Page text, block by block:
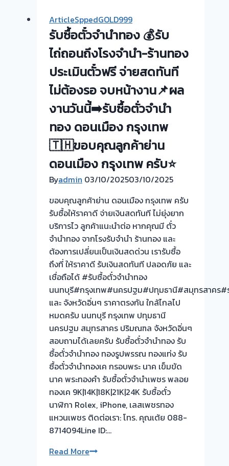
ทอง
ยินดี
บริการ
💰
รับ
ไถ่ถอน
ถึง
โรง
จำนำ
ร้าน
ทอง
ประเมิน
หน้า
ฟรี
จ่าย
สด
ทันที
ไม่
ต้อง
รอ
จบไว
📌
ผล
งาน
วัน
นี้➡️รับ
ซื้อ
ตั๋ว
จำนำ
ทอง
วัชรพล
กรุงเทพ
🇹🇭
ขอบคุณ
ArticleSppedGOLD999
รับซื้อตั๋วจำนำทอง 💰รับ
ไถ่ถอนถึงโรงจำนำ-ร้านทอง
ประเมินตั๋วฟรี จ่ายสดทันที
ไม่ต้องรอ จบหน้างาน📌ผล
งานวันนี้➡️รับซื้อตั่วจำนำ
ทอง ดอนเมือง กรุงเทพ
🇹🇭ขอบคุณลูกค้าย่าน
ดอนเมือง กรุงเทพ ครับ⭐
Byadmin 03/10/202503/10/2025
ขอบคุณลูกค้าย่าน ดอนเมือง กรุงเทพ ครับ
รับซื้อให้ราคาดี จ่ายเงินสดทันที ไม่ยุ่งยาก
บริการไว ลูกค้าแนะนำต่อ หากคุณมี ตั๋ว
จำนำทอง จากโรงรับจำนำ ร้านทอง และ
ต้องการเปลี่ยนเป็นเงินสดด่วน เรารับซื้อ
ถึงที่ ให้ราคาดี รับเงินสดทันที ปลอดภัย และ
เชื่อถือได้ #รับซื้อตั๋วจำนำทอง
นนทบุรี#กรุงเทพ#นครปฐม#ปทุมธานี#สมุทรสาคร#
และ จังหวัดอิ่นๆ ราคาตรงกัน ใกล้ไกลไป
หมดครับ นนทบุรี กรุงเทพ ปทุมธานี
นครปฐม สมุทรสาคร ปริมณฑล จังหวัดอิ่นๆ
สอบถามได้เลยครับ รับซื้อตั๋วจำนำทอง รับ
ซื้อตั๋วจำนำทอง ทองรูปพรรณ ทองแท่ง รับ
ซื้อตั๋วจำนำทองเค กรอบพระ นาค เข็มขัด
นาค พระทองคำ รับซื้อตั๋วจำนำเพชร พลอย
ทองเค 9K|14K|18K|21K|24K รับซื้อตั๋ว
นาฬิกา Rolex, iPhone, เลสเพชรทอง
แหวนเพชร ติดต่อเรา: โทร. คุณเต้ย 088-
8714094Line ID:…
Read Moreรับ